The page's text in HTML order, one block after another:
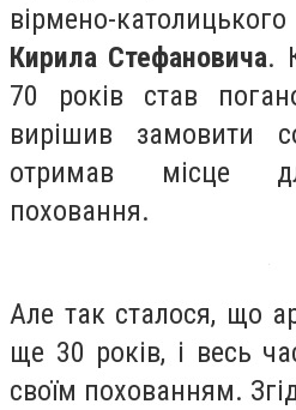
вірмено-
Кирила Стефановича.
70 років став
вирішив замовити
отримав місце
поховання.
Але так сталося, що
ще 30 років, і весь
своїм похованням.